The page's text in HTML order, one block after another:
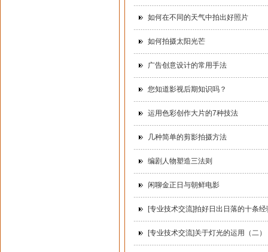
如何在不同的天气中拍出好照片
如何拍摄太阳光芒
广告创意设计的常用手法
您知道影视后期知识吗？
运用色彩创作大片的7种技法
几种简单的剪影拍摄方法
编剧人物塑造三法则
闲聊金正日与朝鲜电影
[专业技术交流]拍好日出日落的十条经
[专业技术交流]关于灯光的运用（二）